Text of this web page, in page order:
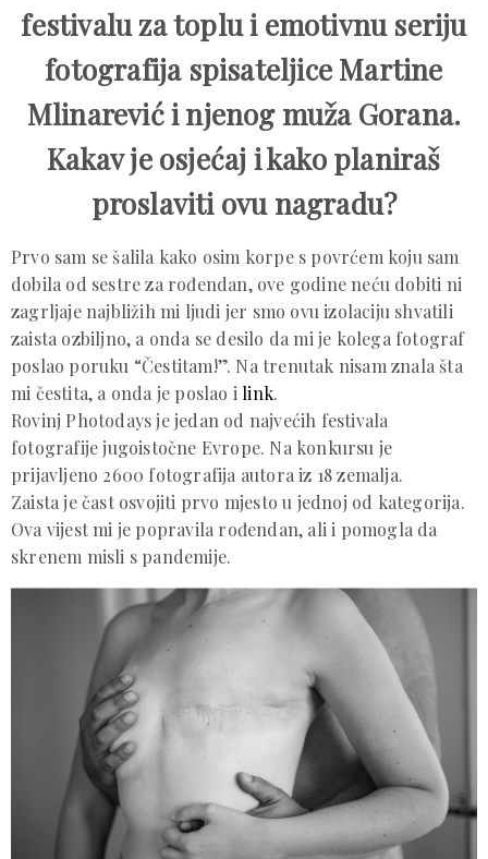
festivalu za toplu i emotivnu seriju
fotografija spisateljice Martine
Mlinarević i njenog muža Gorana.
Kakav je osjećaj i kako planiraš
proslaviti ovu nagradu?
Prvo sam se šalila kako osim korpe s povrćem koju sam
dobila od sestre za rođendan, ove godine neću dobiti ni
zagrljaje najbližih mi ljudi jer smo ovu izolaciju shvatili
zaista ozbiljno, a onda se desilo da mi je kolega fotograf
poslao poruku “Čestitam!”. Na trenutak nisam znala šta
mi čestita, a onda je poslao i link.
Rovinj Photodays je jedan od najvećih festivala
fotografije jugoistočne Evrope. Na konkursu je
prijavljeno 2600 fotografija autora iz 18 zemalja.
Zaista je čast osvojiti prvo mjesto u jednoj od kategorija.
Ova vijest mi je popravila rođendan, ali i pomogla da
skrenem misli s pandemije.